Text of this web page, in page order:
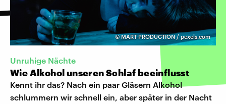
©MART PRODUCTION / pexels.com
Unruhige Nächte
Wie Alkohol unseren Schlaf beeinflusst
Kennt ihr das? Nach ein paar Gläsern Alkohol
schlummern wir schnell ein, aber später in der Nacht